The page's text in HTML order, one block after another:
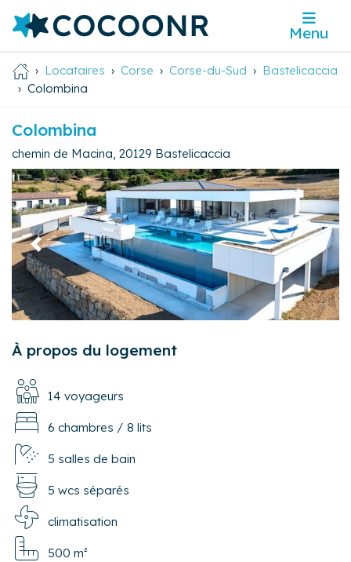
Menu
Locataires Corse Corse-du-Sud
Bastelicaccia
Colombina
Colombina
chemin de Macina 20129 Bastelicaccia
Précédent
À propos du logement
14 voyageurs
6 chambres / 8 lits
5 salles de bain
5 wcs séparés
climatisation
500 m²